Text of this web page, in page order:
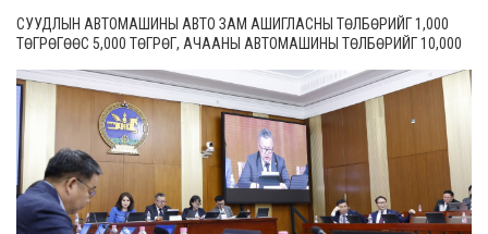
СУУДЛЫН АВТОМАШИНЫ АВТО ЗАМ АШИГЛАСНЫ ТӨЛБӨРИЙГ 1,000
ТӨГРӨГӨӨС 5,000 ТӨГРӨГ, АЧААНЫ АВТОМАШИНЫ ТӨЛБӨРИЙГ 10,000